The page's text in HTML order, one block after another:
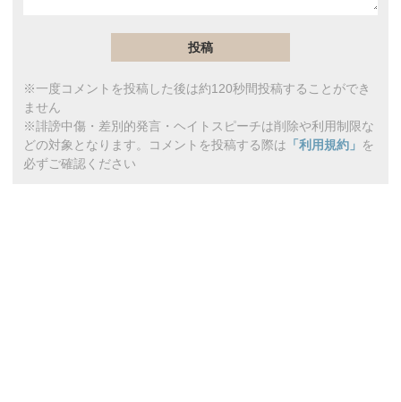
※一度コメントを投稿した後は約120秒間投稿することができ
ません
※誹謗中傷・差別的発言・ヘイトスピーチは削除や利用制限な
どの対象となります。コメントを投稿する際は 「利用規約」 を
必ずご確認ください